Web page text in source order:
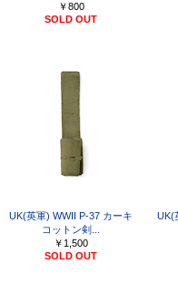
￥800
SOLD OUT
UK(英軍) WWII P-37 カーキ
コットン剣...
￥1,500
SOLD OUT
UK(